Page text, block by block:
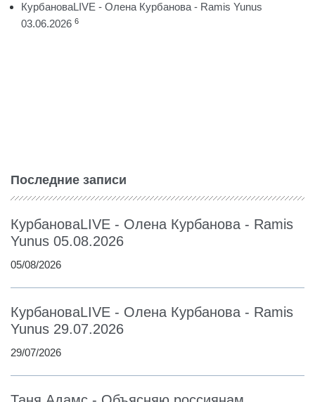
КурбановаLIVE - Олена Курбанова - Ramis Yunus
03.06.2026 6
Последние записи
КурбановаLIVE - Олена Курбанова - Ramis
Yunus 05.08.2026
05/08/2026
КурбановаLIVE - Олена Курбанова - Ramis
Yunus 29.07.2026
29/07/2026